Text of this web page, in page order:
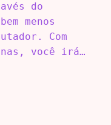
do
menos
Com
você irá…